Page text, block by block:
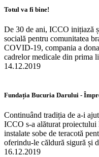
Totul va fi bine!
De 30 de ani, ICCO inițiază
socială pentru comunitatea
COVID-19, compania a
cadrelor medicale din prima
14.12.2019
Fundația Bucuria Darului -
Continuând tradiția de a-i
ICCO s-a alăturat
instalate sobe de teracotă
oferindu-le căldură sigură și
16.12.2019